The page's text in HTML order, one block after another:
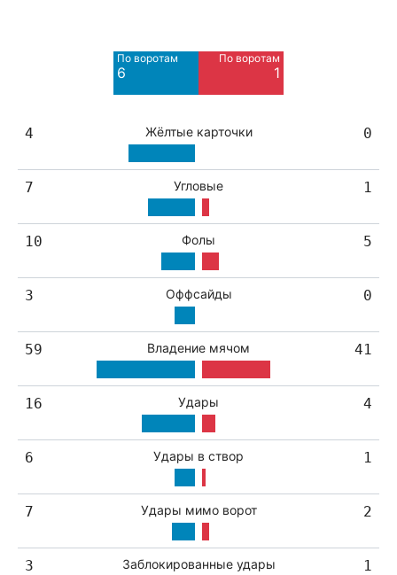
По воротам
6
По воротам
1
4 Жёлтые карточки 0
7 Угловые 1
10 Фолы 5
3 Оффсайды 0
59 Владение мячом 41
16 Удары 4
6 Удары в створ 1
7 Удары мимо ворот 2
3 Заблокированные удары 1